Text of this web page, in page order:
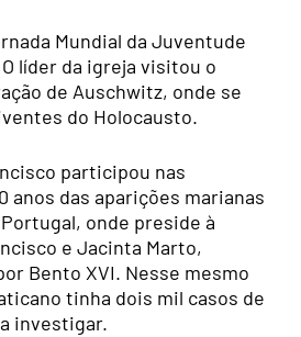
Mundial da Juventude
líder da igreja visitou o
de Auschwitz, onde se
do Holocausto.
participou nas
anos das aparições marianas
onde preside à
e Jacinta Marto,
Bento XVI. Nesse mesmo
tinha dois mil casos de
investigar.